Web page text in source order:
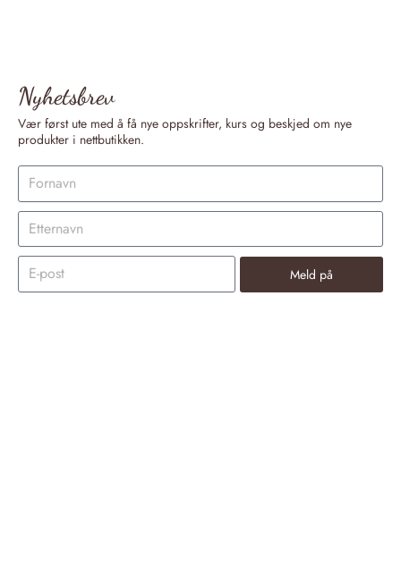
Nyhetsbrev
Vær først ute med å få nye oppskrifter, kurs og beskjed om nye
produkter i nettbutikken.
Meld på